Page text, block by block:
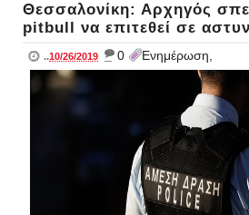
Θεσσαλονίκη: Αρχηγός
pitbull να επιτεθεί σε
..10/26/2019 _ 0 Ενημέρωση,